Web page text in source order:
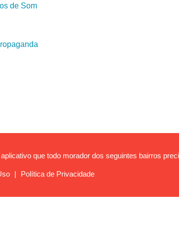
de Som
que todo morador dos seguintes bairros
| Política de Privacidade